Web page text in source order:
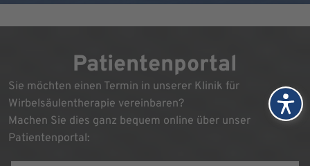
Patientenportal
Sie möchten einen Termin in unserer Klinik für
Wirbelsäulentherapie vereinbaren?
Machen Sie dies ganz bequem online über unser
Patientenportal: